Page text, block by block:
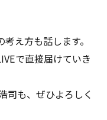
え方も話します。
で直接届けていき
司も、ぜひよろしく